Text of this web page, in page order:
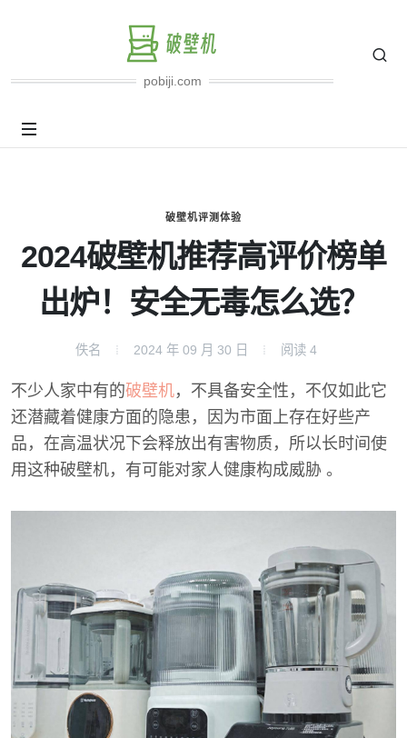
pobiji.com
破壁机评测体验
2024破壁机推荐高评价榜单
出炉！安全无毒怎么选？
佚名 2024 年 09 月 30 日 阅读 4
不少人家中有的破壁机，不具备安全性，不仅如此它
还潜藏着健康方面的隐患，因为市面上存在好些产
品，在高温状况下会释放出有害物质，所以长时间使
用这种破壁机，有可能对家人健康构成威胁 。